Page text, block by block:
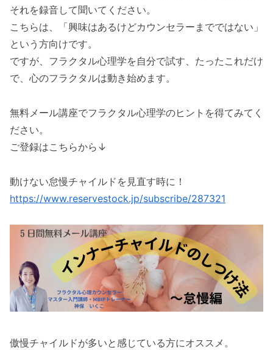
それを録音して聞いてください。
こちらは、「興味はあるけどカウンセラーまでではない」
という方向けです。
ですが、フラクタル心理学を自分で試す、たったこれだけ
で、心のフラクタルは動き始めます。
無料メール講座でフラクタル心理学のヒントを得てみてく
ださい。
ご登録はこちらから↓
動けない怠慢チャイルドを見直す時に！
https://www.reservestock.jp/subscribe/287321
傲慢チャイルドが多いと感じている方にオススメ。